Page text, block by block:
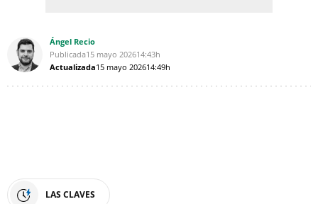
Ángel Recio
Publicada15 mayo 202614:43h
Actualizada15 mayo 202614:49h
LAS CLAVES